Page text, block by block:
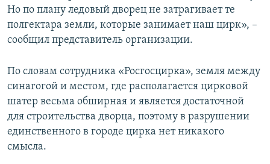
Но по плану ледовый дворец не затрагивает те
полгектара земли, которые занимает наш цирк», –
сообщил представитель организации.
По словам сотрудника «Росгосцирка», земля между
синагогой и местом, где располагается цирковой
шатер весьма обширная и является достаточной
для строительства дворца, поэтому в разрушении
единственного в городе цирка нет никакого
смысла.